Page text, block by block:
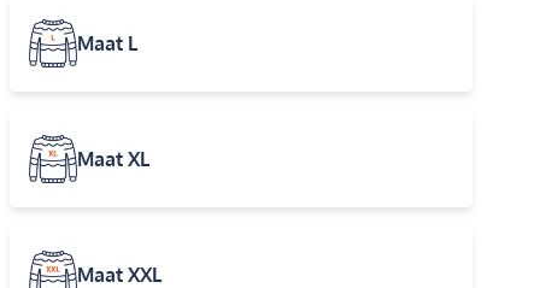
Maat L
Maat XL
Maat XXL